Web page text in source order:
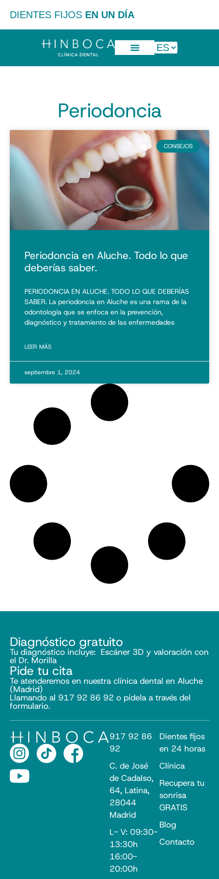
DIENTES FIJOS EN UN DÍA
Periodoncia
CONSEJOS
Periodoncia en Aluche. Todo lo que
deberías saber.
PERIODONCIA EN ALUCHE. TODO LO QUE DEBERÍAS
SABER. La periodoncia en Aluche es una rama de la
odontología que se enfoca en la prevención,
diagnóstico y tratamiento de las enfermedades
LEER MÁS
septiembre 1, 2024
Diagnóstico gratuito
Tu diagnóstico incluye: Escáner 3D y valoración con
el Dr. Morilla
Pide tu cita
Te atenderemos en nuestra clínica dental en Aluche
(Madrid)
Llamando al 917 92 86 92 o pídela a través del
formulario.
917 92 86
92
C. de José
de Cadalso,
64, Latina,
28044
Madrid
L- V: 09:30-
13:30h
16:00-
20:00h
Dientes fijos
en 24 horas
Clínica
Recupera tu
sonrisa
GRATIS
Blog
Contacto